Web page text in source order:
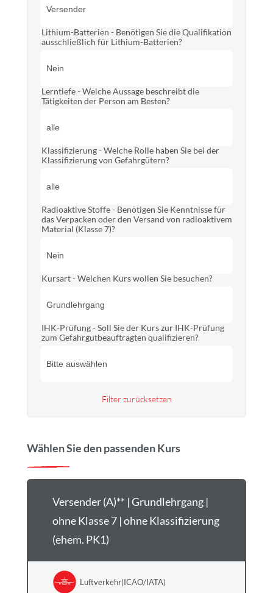
Lithium-Batterien - Benötigen Sie die Qualifikation
ausschließlich für Lithium-Batterien?
Lerntiefe - Welche Aussage beschreibt die
Tätigkeiten der Person am Besten?
Klassifizierung - Welche Rolle haben Sie bei der
Klassifizierung von Gefahrgütern?
Radioaktive Stoffe - Benötigen Sie Kenntnisse für
das Verpacken oder den Versand von radioaktivem
Material (Klasse 7)?
Kursart - Welchen Kurs wollen Sie besuchen?
IHK-Prüfung - Soll Sie der Kurs zur IHK-Prüfung
zum Gefahrgutbeauftragten qualifizieren?
Filter zurücksetzen
Wählen Sie den passenden Kurs
Versender (A)** | Grundlehrgang |
ohne Klasse 7 | ohne Klassifizierung
(ehem. PK1)
Luftverkehr(ICAO/IATA)